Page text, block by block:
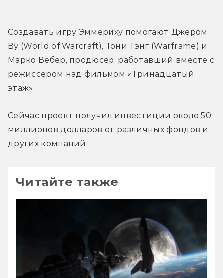
Создавать игру Эммериху помогают Джером
Ву (World of Warcraft), Тони Тэнг (Warframe) и
Марко Вебер, продюсер, работавший вместе с
режиссёром над фильмом «Тринадцатый
этаж».
Сейчас проект получил инвестиции около 50
миллионов долларов от различных фондов и
других компаний.
Читайте также